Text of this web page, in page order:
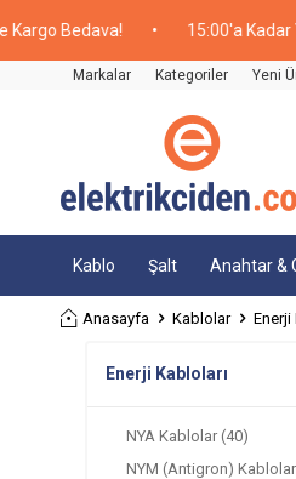
• 15:00'a Kadar Verilen
Markalar Kategoriler Yeni
Kablo Şalt Anahtar &
Anasayfa Kablolar Enerji
Enerji Kabloları
NYA Kablolar (40)
NYM (Antigron) Kablolar